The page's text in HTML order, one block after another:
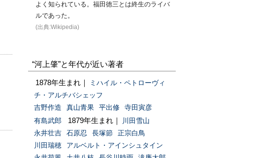
よく知られている。福田徳三とは終生のライバ
ルであった。
(出典:Wikipedia)
“河上肇”と年代が近い著者
1878年生まれ｜
ミハイル・ペトローヴィ
チ・アルチバシェッフ
吉野作造
真山青果 平出修
寺田寅彦
有島武郎
1879年生まれ｜
川田雪山
永井壮吉
石原忍 長塚節
正宗白鳥
川田瑞穂
アルベルト・アインシュタイン